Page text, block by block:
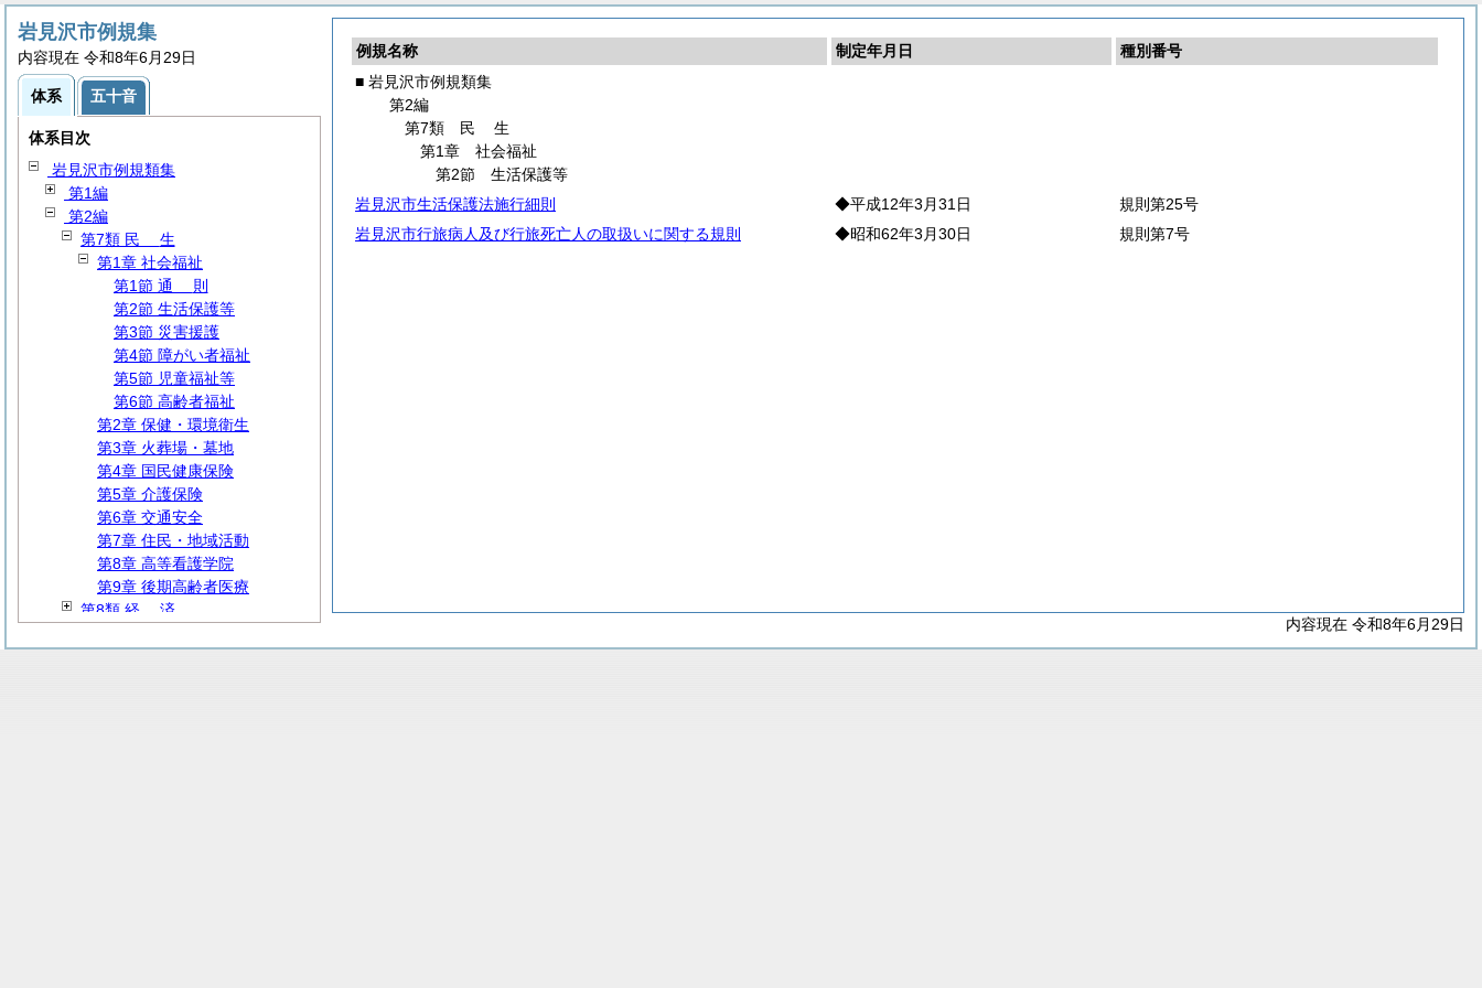
例規名称 制定年月日
種別番号
■ 岩見沢市例規類集
第2編
第7類
民生
第1章 社会福祉
第2節 生活保護等
岩見沢市生活保護法施行細則
◆平成12年3月31日
規則第25号
岩見沢市行旅病人及び行旅死亡人の取扱いに関する規則
◆昭和62年3月30日 規則第7号
内容現在 令和8年6月29日
岩見沢市例規集
内容現在 令和8年6月29日
体系 五十音
体系目次
岩見沢市例規類集
第1編
第2編
第7類 民 生
第1章 社会福祉
第1節 通 則
第2節 生活保護等
第3節 災害援護
第4節 障がい者福祉
第5節 児童福祉等
第6節 高齢者福祉
第2章 保健・環境衛生
第3章 火葬場・墓地
第4章 国民健康保険
第5章 介護保険
第6章 交通安全
第7章 住民・地域活動
第8章 高等看護学院
第9章 後期高齢者医療
第8類 経 済